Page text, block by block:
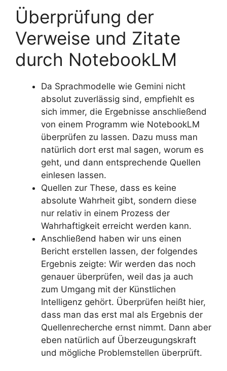
Überprüfung der
Verweise und Zitate
durch NotebookLM
Da Sprachmodelle wie Gemini nicht
absolut zuverlässig sind, empfiehlt es
sich immer, die Ergebnisse anschließend
von einem Programm wie NotebookLM
überprüfen zu lassen. Dazu muss man
natürlich dort erst mal sagen, worum es
geht, und dann entsprechende Quellen
einlesen lassen.
Quellen zur These, dass es keine
absolute Wahrheit gibt, sondern diese
nur relativ in einem Prozess der
Wahrhaftigkeit erreicht werden kann.
Anschließend haben wir uns einen
Bericht erstellen lassen, der folgendes
Ergebnis zeigte: Wir werden das noch
genauer überprüfen, weil das ja auch
zum Umgang mit der Künstlichen
Intelligenz gehört. Überprüfen heißt hier,
dass man das erst mal als Ergebnis der
Quellenrecherche ernst nimmt. Dann aber
eben natürlich auf Überzeugungskraft
und mögliche Problemstellen überprüft.